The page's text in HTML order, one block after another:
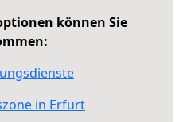
können Sie
in Erfurt